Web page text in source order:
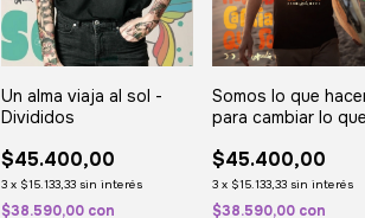
Un alma viaja al sol -
Divididos
$45.400,00
3 x $15.133,33 sin interés
$38.590,00 con
Somos lo que
para cambiar lo que
$45.400,00
3 x $15.133,33 sin interés
$38.590,00 con